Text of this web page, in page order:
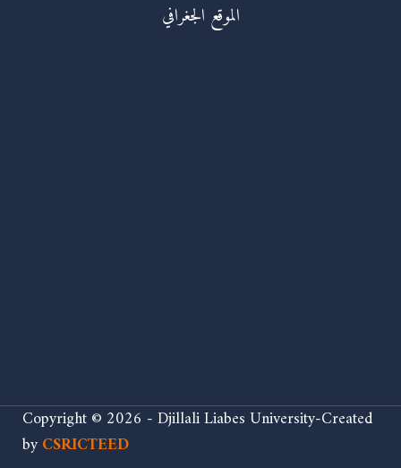
الموقع الجغرافي
Copyright © 2026 - Djillali Liabes University-Created
byCSRICTEED